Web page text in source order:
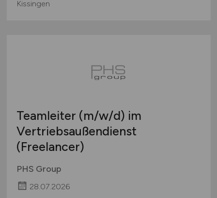
Kissingen
Teamleiter (m/w/d) im
Vertriebsaußendienst
(Freelancer)
PHS Group
28.07.2026